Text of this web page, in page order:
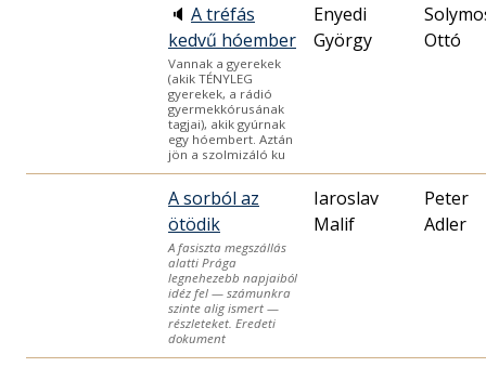
🔈 A tréfás
kedvű hóember
Vannak a gyerekek
(akik TÉNYLEG
gyerekek, a rádió
gyermekkórusának
tagjai), akik gyúrnak
egy hóembert. Aztán
jön a szolmizáló ku
Enyedi
György
Ottó
A sorból az
ötödik
A fasiszta megszállás
alatti Prága
legnehezebb napjaiból
idéz fel — számunkra
szinte alig ismert —
részleteket. Eredeti
dokument
Iaroslav
Malif
Peter
Adler